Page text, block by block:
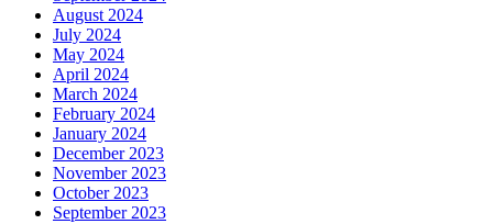
August 2024
July 2024
May 2024
April 2024
March 2024
February 2024
January 2024
December 2023
November 2023
October 2023
September 2023